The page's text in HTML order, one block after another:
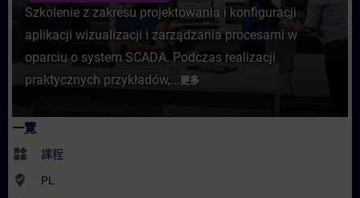
Szkolenie z zakresu projektowania i konfiguracji
aplikacji wizualizacji i zarządzania procesami w
oparciu o system SCADA. Podczas realizacji
praktycznych przykładów,...更多
一覽
widgets 課程
where_to_vote PL